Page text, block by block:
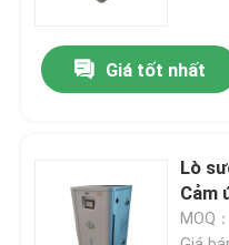
Lò hơi sưởi điện
Lò hơi điện treo tường
Giá tốt nhất
Lò
Cảm
MOQ